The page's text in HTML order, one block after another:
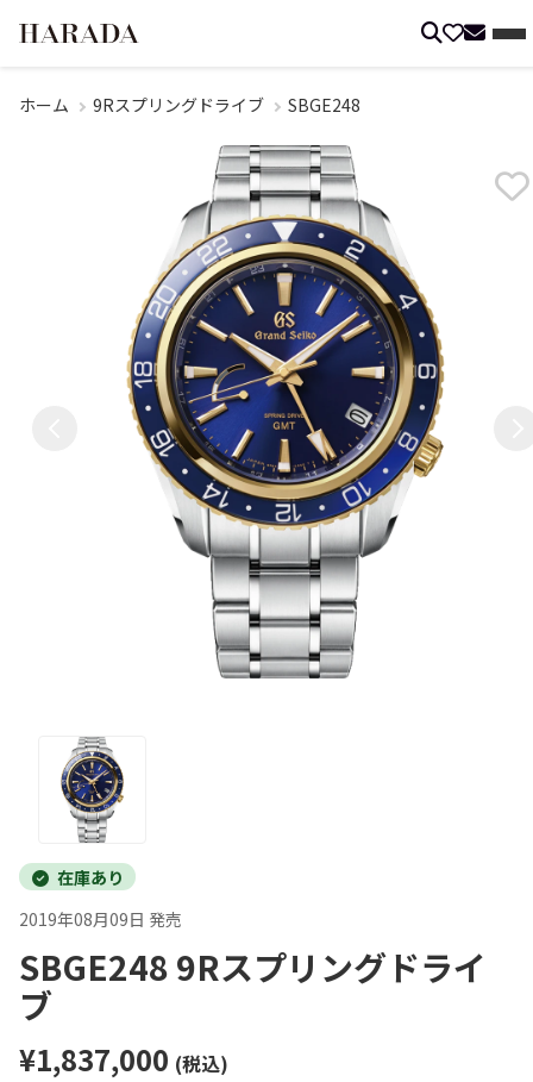
ホーム 9Rスプリングドライブ SBGE248
在庫あり
2019年08月09日 発売
SBGE248 9Rスプリングドライ
ブ
¥1,837,000 (税込)